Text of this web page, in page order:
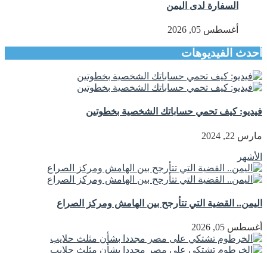
السفارة لدى اليمن
أغسطس 05, 2026
أحدث الفيديوهات
فيديو: كيف تحمي حساباتك الشخصية بخطوتين
مارس 22, 2024
الأشهر
اليمن.. القضية التي تتأرجح بين الهامش ومركز الصراع
أغسطس 05, 2026